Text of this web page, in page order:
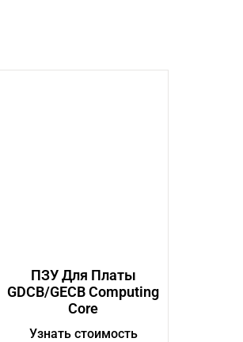
ПЗУ Для Платы
GDCB/GECB Computing
Core
Узнать стоимость